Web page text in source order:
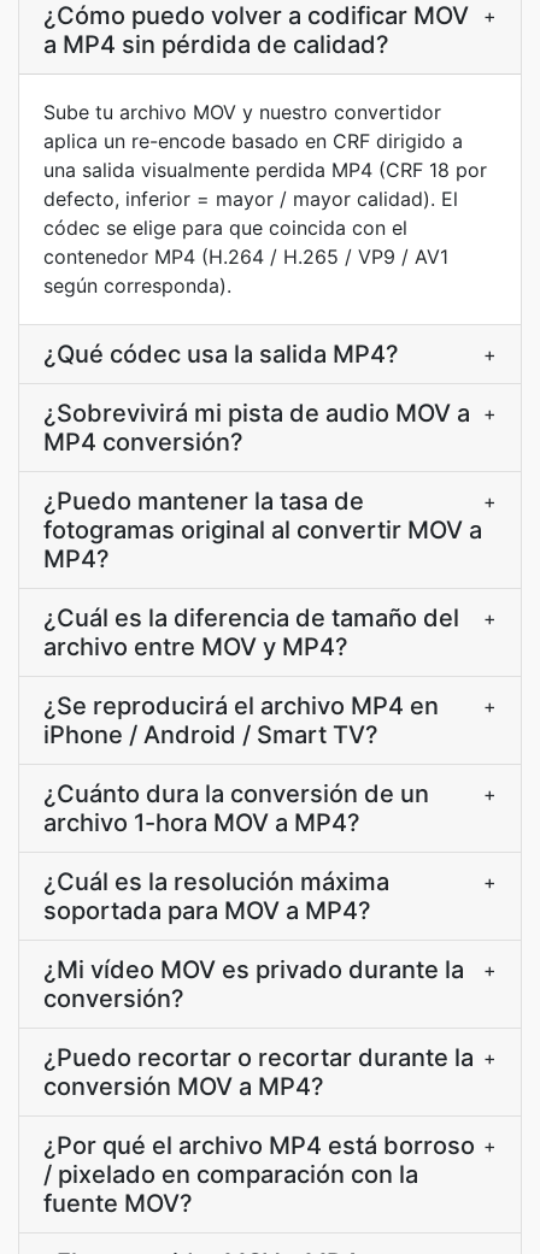
¿Cómo puedo volver a codificar MOV
a MP4 sin pérdida de calidad?
+
Sube tu archivo MOV y nuestro convertidor
aplica un re-encode basado en CRF dirigido a
una salida visualmente perdida MP4 (CRF 18 por
defecto, inferior = mayor / mayor calidad). El
códec se elige para que coincida con el
contenedor MP4 (H.264 / H.265 / VP9 / AV1
según corresponda).
¿Qué códec usa la salida MP4? +
¿Sobrevivirá mi pista de audio MOV a
MP4 conversión?
+
¿Puedo mantener la tasa de
fotogramas original al convertir MOV a
MP4?
+
¿Cuál es la diferencia de tamaño del
archivo entre MOV y MP4?
+
¿Se reproducirá el archivo MP4 en
iPhone / Android / Smart TV?
+
¿Cuánto dura la conversión de un
archivo 1-hora MOV a MP4?
+
¿Cuál es la resolución máxima
soportada para MOV a MP4?
+
¿Mi vídeo MOV es privado durante la
conversión?
+
¿Puedo recortar o recortar durante la
conversión MOV a MP4?
+
¿Por qué el archivo MP4 está borroso
/ pixelado en comparación con la
fuente MOV?
+